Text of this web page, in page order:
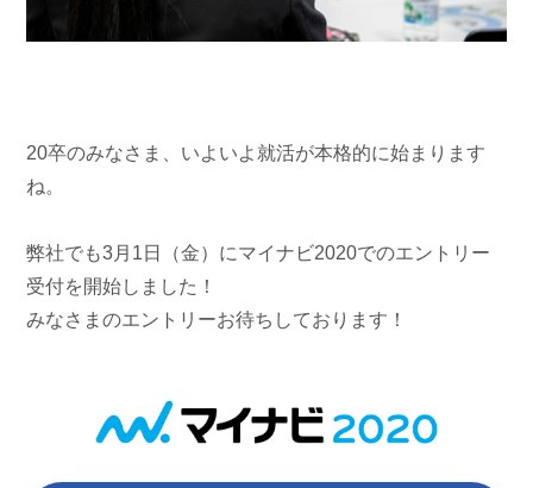
20卒のみなさま、いよいよ就活が本格的に始まります
ね。
弊社でも3月1日（金）にマイナビ2020でのエントリー
受付を開始しました！
みなさまのエントリーお待ちしております！